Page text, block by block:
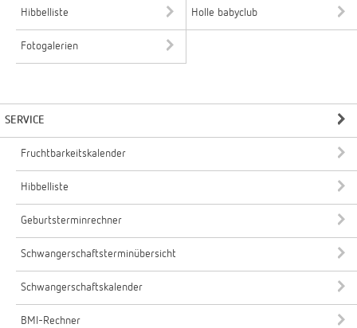
Hibbelliste Holle babyclub
Fotogalerien
SERVICE
Fruchtbarkeitskalender
Hibbelliste
Geburtsterminrechner
Schwangerschaftsterminübersicht
Schwangerschaftskalender
BMI-Rechner